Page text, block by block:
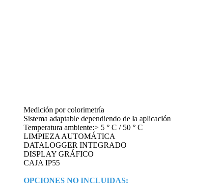
Medición por colorimetría
Sistema adaptable dependiendo de la aplicación
Temperatura ambiente:> 5 ° C / 50 ° C
LIMPIEZA AUTOMÁTICA
DATALOGGER INTEGRADO
DISPLAY GRÁFICO
CAJA IP55
OPCIONES NO INCLUIDAS: